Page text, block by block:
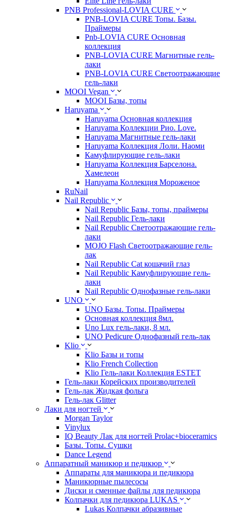
PNB Professional-LOVIA CURE
PNB-LOVIA CURE Топы. Базы.
Праймеры
Pnb-LOVIA CURE Основная
коллекция
PNB-LOVIA CURE Магнитные гель-
лаки
PNB-LOVIA CURE Cветоотражающие
гель-лаки
MOOI Vegan
MOOI Базы, топы
Haruyama
Haruyama Основная коллекция
Haruyama Коллекции Рио. Love.
Haruyama Магнитные гель-лаки
Haruyama Коллекция Лоли. Наоми
Камуфлирующие гель-лаки
Haruyama Коллекция Барселона.
Хамелеон
Haruyama Коллекция Мороженое
RuNail
Nail Republic
Nail Republic Базы, топы, праймеры
Nail Republic Гель-лаки
Nail Republic Светоотражающие гель-
лаки
MOJO Flash Светоотражающие гель-
лак
Nail Republic Cat кошачий глаз
Nail Republic Камуфлирующие гель-
лаки
Nail Republic Однофазные гель-лаки
UNO
UNO Базы. Топы. Праймеры
Основная коллекция 8мл.
Uno Lux гель-лаки, 8 мл.
UNO Pedicure Однофазный гель-лак
Klio
Klio Базы и топы
Klio French Collection
Klio Гель-лаки Коллекция ESTET
Гель-лаки Корейских производителей
Гель-лак Жидкая фольга
Гель-лак Glitter
Лаки для ногтей
Morgan Taylor
Vinylux
IQ Beauty Лак для ногтей Prolac+bioceramics
Базы. Топы. Сушки
Dance Legend
Аппаратный маникюр и педикюр
Аппараты для маникюра и педикюра
Маникюрные пылесосы
Диски и сменные файлы для педикюра
Колпачки для педикюра LUKAS
Lukas Колпачки абразивные